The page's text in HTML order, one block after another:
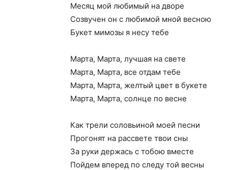
Месяц мой любимый на дворе
Созвучен он с любимой мной весною
Букет мимозы я несу тебе
Марта, Марта, лучшая на свете
Марта, Марта, все отдам тебе
Марта, Марта, желтый цвет в букете
Марта, Марта, солнце по весне
Как трели соловьиной моей песни
Прогонят на рассвете твои сны
За руки держась с тобою вместе
Пойдем вперед по следу той весны